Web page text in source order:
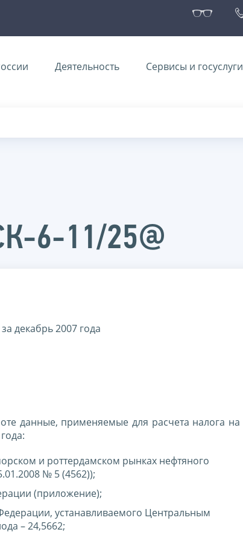
Деятельность Сервисы и госуслуги
6-11/25@
декабрь 2007 года
данные, применяемые для расчета налога на
и роттердамском рынках нефтяного
№ 5 (4562));
(приложение);
устанавливаемого Центральным
– 24,5662;